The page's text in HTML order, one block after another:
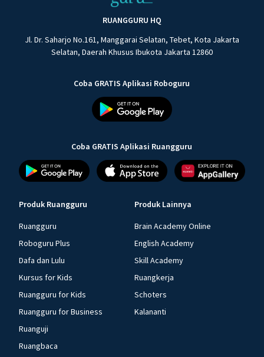
RUANGGURU HQ
Jl. Dr. Saharjo No.161, Manggarai Selatan, Tebet, Kota Jakarta
Selatan, Daerah Khusus Ibukota Jakarta 12860
Coba GRATIS Aplikasi Roboguru
Coba GRATIS Aplikasi Ruangguru
Produk Ruangguru
Ruangguru
Roboguru Plus
Dafa dan Lulu
Kursus for Kids
Ruangguru for Kids
Ruangguru for Business
Ruanguji
Ruangbaca
Produk Lainnya
Brain Academy Online
English Academy
Skill Academy
Ruangkerja
Schoters
Kalananti